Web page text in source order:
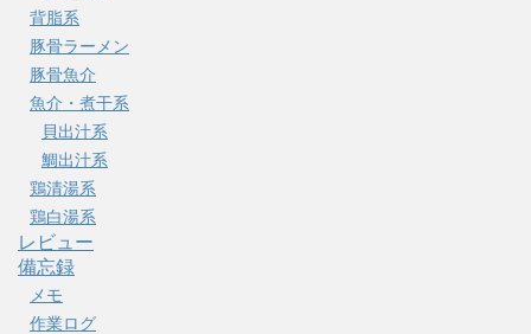
背脂系
豚骨ラーメン
豚骨魚介
魚介・煮干系
貝出汁系
鯛出汁系
鶏清湯系
鶏白湯系
レビュー
備忘録
メモ
作業ログ